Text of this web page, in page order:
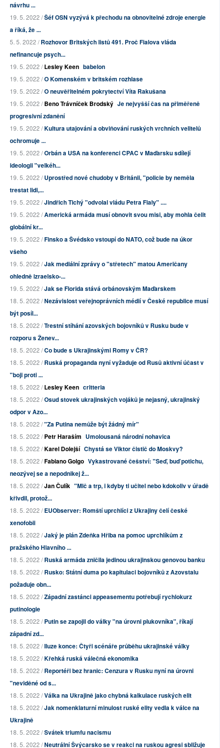
návrhu ...
19. 5. 2022 /Šéf OSN vyzývá k přechodu na obnovitelné zdroje energie
a říká, že ...
5. 5. 2022 /Rozhovor Britských listů 491. Proč Fialova vláda
nefinancuje psych...
19. 5. 2022 /Lesley Keen babelon
19. 5. 2022 /O Komenském v britském rozhlase
19. 5. 2022 /O neuvěřitelném pokrytectví Víta Rakušana
19. 5. 2022 /Beno Trávníček Brodský Je nejvyšší čas na přiměřeně
progresivní zdanění
19. 5. 2022 /Kultura utajování a obviňování ruských vrchních velitelů
ochromuje ...
19. 5. 2022 /Orbán a USA na konferenci CPAC v Maďarsku sdílejí
ideologii "velkéh...
19. 5. 2022 /Uprostřed nové chudoby v Británii, "policie by neměla
trestat lidi,...
19. 5. 2022 /Jindřich Tichý "odvolal vládu Petra Fialy" ....
19. 5. 2022 /Americká armáda musí obnovit svou misi, aby mohla čelit
globální kr...
19. 5. 2022 /Finsko a Švédsko vstoupí do NATO, což bude na úkor
všeho
19. 5. 2022 /Jak mediální zprávy o "střetech" matou Američany
ohledně izraelsko-...
19. 5. 2022 /Jak se Florida stává orbánovským Maďarskem
18. 5. 2022 /Nezávislost veřejnoprávních médií v České republice musí
být posíl...
18. 5. 2022 /Trestní stíhání azovských bojovníků v Rusku bude v
rozporu s Ženev...
18. 5. 2022 /Co bude s Ukrajinskými Romy v ČR?
18. 5. 2022 /Ruská propaganda nyní vyžaduje od Rusů aktivní účast v
"boji proti ...
18. 5. 2022 /Lesley Keen critteria
18. 5. 2022 /Osud stovek ukrajinských vojáků je nejasný, ukrajinský
odpor v Azo...
18. 5. 2022 /"Za Putina nemůže být žádný mír"
18. 5. 2022 /Petr Haraším Umolousaná národní nohavica
18. 5. 2022 /Karel Dolejší Chystá se Viktor čistič do Moskvy?
18. 5. 2022 /Fabiano Golgo Vykastrované češství: "Seď, buď potichu,
neozývej se a nepodnikej ž...
18. 5. 2022 /Jan Čulík "Mlč a trp, i kdyby ti učitel nebo kdokoliv v úřadě
křivdil, protož...
18. 5. 2022 /EUObserver: Romští uprchlíci z Ukrajiny čelí české
xenofobii
18. 5. 2022 /Jaký je plán Zdeňka Hřiba na pomoc uprchlíkům z
pražského Hlavního ...
18. 5. 2022 /Ruská armáda zničila jedinou ukrajinskou genovou banku
18. 5. 2022 /Rusko: Státní duma po kapitulaci bojovníků z Azovstalu
požaduje obn...
18. 5. 2022 /Západní zastánci appeasementu potřebují rychlokurz
putinologie
18. 5. 2022 /Putin se zapojil do války "na úrovni plukovníka", říkají
západní zd...
18. 5. 2022 /Iluze konce: Čtyři scénáře průběhu ukrajinské války
18. 5. 2022 /Křehká ruská válečná ekonomika
18. 5. 2022 /Reportéři bez hranic: Cenzura v Rusku nyní na úrovni
"neviděné od s...
18. 5. 2022 /Válka na Ukrajině jako chybná kalkulace ruských elit
18. 5. 2022 /Jak nomenklaturní minulost ruské elity vedla k válce na
Ukrajině
18. 5. 2022 /Svátek triumfu nacismu
18. 5. 2022 /Neutrální Švýcarsko se v reakci na ruskou agresi sbližuje